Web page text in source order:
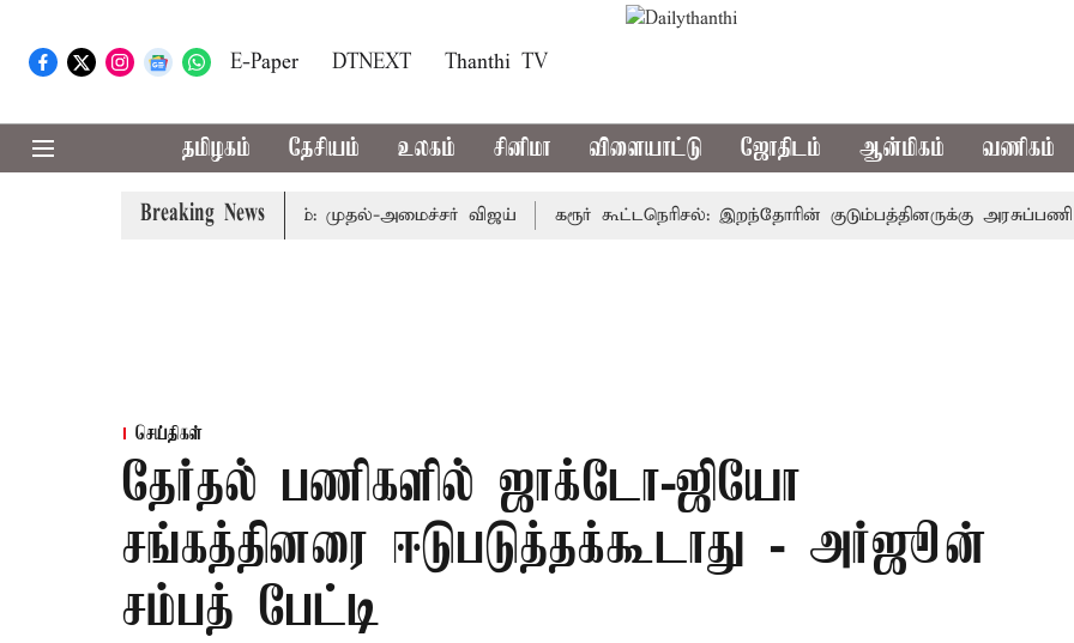
E-Paper DTNEXT Thanthi TV
தமிழகம் தேசியம் உலகம் சினிமா விளையாட்டு ஜோதிடம் ஆன்மிகம் வணிகம்
Breaking News
தொகுதி மறுவரையறை பாதிக்கும்: முதல்-அமைச்சர் விஜய் கரூர் கூட்டநெரிசல்: இறந்தோரின் குடும்பத்தினருக்கு அரசுப்பணி
செய்திகள்
தேர்தல் பணிகளில் ஜாக்டோ-ஜியோ
சங்கத்தினரை ஈடுபடுத்தக்கூடாது - அர்ஜூன்
சம்பத் பேட்டி